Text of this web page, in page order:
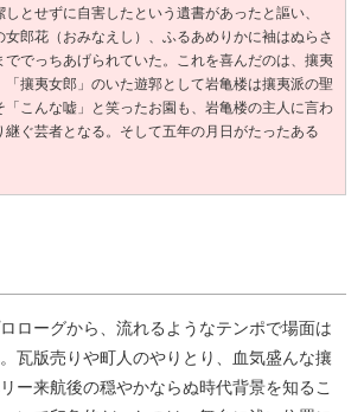
とせずに自害したという遺書があったと謳い、
女郎花（おみなえし）、ふるあめりかに袖はぬらさ
ででっちあげられていた。これを喜んだのは、攘夷
攘夷女郎」のいた遊郭として岩亀楼は攘夷派の聖
こんな嘘」と笑ったお園も、岩亀楼の主人に言わ
ぐ芸者となる。そして五年の月日がたったある
ローグから、流れるようなテンポで場面は
瓦版売りや町人のやりとり、血気盛んな攘
ー来航後の穏やかならぬ時代背景を知るこ